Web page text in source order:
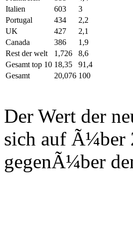
Italien
603
3
Portugal
434
2,2
UK
427
2,1
Canada
386
1,9
Rest der welt
1,726
8,6
Gesamt top 10 18,35
91,4
Gesamt
20,076 100
Der Wert der
sich auf Ã¼ber
gegenÃ¼ber